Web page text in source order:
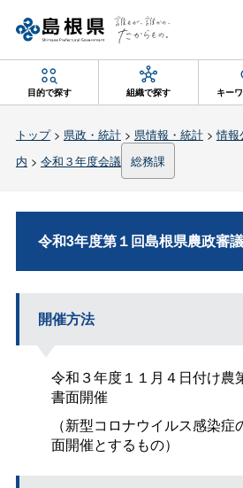
目的で探す 組織で探す キー
トップ> 県政・統計> 県情報・統計>情報
内 > 令和３年度会議 総務課
令和3年度第１回島根県農政審
開催方法
令和３年度１１月４日付け農
書面開催
（新型コロナウイルス感染
面開催とするもの）